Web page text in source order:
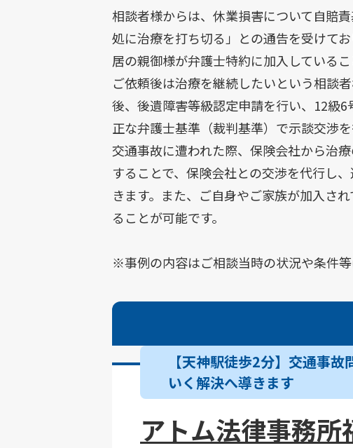
相談者様からは、休業損害について自賠
処に治療を打ち切る」との通告を受けて
居の親御様が弁護士特約に加入している
ご依頼後は治療を継続したいという相談
後、後遺障害等級認定申請を行い、12級
正な弁護士基準（裁判基準）で示談交渉
交通事故に遭われた際、保険会社から治
することで、保険会社との交渉を代行し
きます。また、ご自身やご家族が加入さ
ることが可能です。
※事例の内容はご相談当時の状況や条件等
【天神駅徒歩2分】交通事
いく解決へ導きます
アトム法律事務所